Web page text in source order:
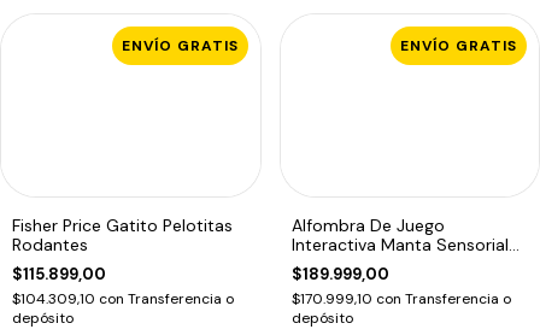
ENVÍO GRATIS
Fisher Price Gatito Pelotitas
Rodantes
$115.899,00
$104.309,10 con Transferencia o
depósito
ENVÍO GRATIS
Alfombra De Juego
Interactiva Manta Sensorial
Koala Dormilón
$189.999,00
$170.999,10 con Transferencia o
depósito